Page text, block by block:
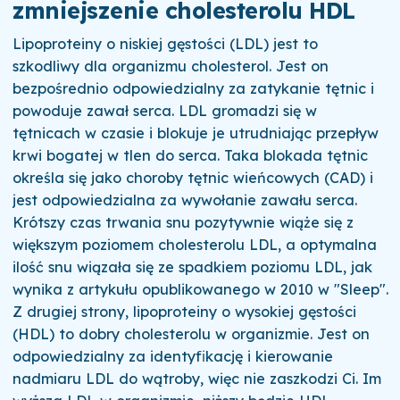
zmniejszenie cholesterolu HDL
Lipoproteiny o niskiej gęstości (LDL) jest to
szkodliwy dla organizmu cholesterol. Jest on
bezpośrednio odpowiedzialny za zatykanie tętnic i
powoduje zawał serca. LDL gromadzi się w
tętnicach w czasie i blokuje je utrudniając przepływ
krwi bogatej w tlen do serca. Taka blokada tętnic
określa się jako choroby tętnic wieńcowych (CAD) i
jest odpowiedzialna za wywołanie zawału serca.
Krótszy czas trwania snu pozytywnie wiąże się z
większym poziomem cholesterolu LDL, a optymalna
ilość snu wiązała się ze spadkiem poziomu LDL, jak
wynika z artykułu opublikowanego w 2010 w "Sleep".
Z drugiej strony, lipoproteiny o wysokiej gęstości
(HDL) to dobry cholesterolu w organizmie. Jest on
odpowiedzialny za identyfikację i kierowanie
nadmiaru LDL do wątroby, więc nie zaszkodzi Ci. Im